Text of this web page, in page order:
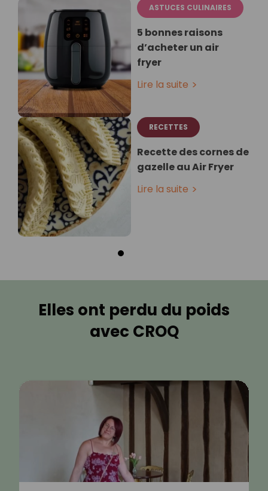
ASTUCES CULINAIRES
5 bonnes raisons
d’acheter un air
fryer
Lire la suite
RECETTES
Recette des cornes de
gazelle au Air Fryer
Lire la suite
Elles ont perdu du poids
avec CROQ